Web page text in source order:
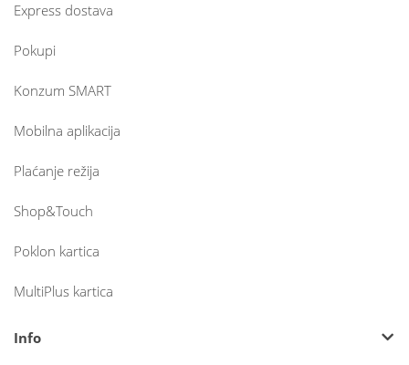
Express dostava
Pokupi
Konzum SMART
Mobilna aplikacija
Plaćanje režija
Shop&Touch
Poklon kartica
MultiPlus kartica
Info